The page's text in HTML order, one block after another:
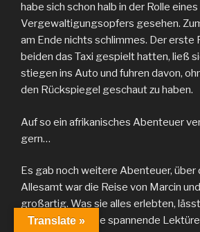
habe sich schon halb in der Rolle eines
Vergewaltigungsopfers gesehen.
am Ende nichts schlimmes. Der erste
beiden das Taxi gespielt hatten, ließ
stiegen ins Auto und fuhren davon,
den Rückspiegel geschaut zu haben.
Auf so ein afrikanisches Abenteuer
gern…
Es gab noch weitere Abenteuer, über
Allesamt war die Reise von Marcin und
großartig. Was sie alles erlebten, lässt
Blog erlesen. Eine spannende
Translate »